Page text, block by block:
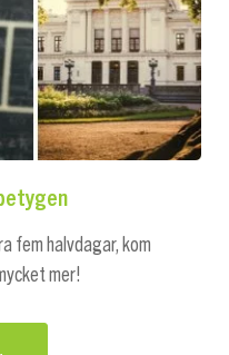
fem halvdagar, kom
mer!